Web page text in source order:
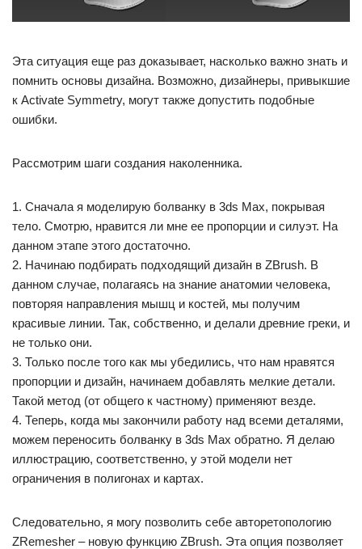
Эта ситуация еще раз доказывает, насколько важно знать и
помнить основы дизайна. Возможно, дизайнеры, привыкшие
к Аctivate Symmetry, могут также допустить подобные
ошибки.
Рассмотрим шаги создания наколенника.
1. Сначала я моделирую болванку в 3ds Max, покрывая
тело. Смотрю, нравится ли мне ее пропорции и силуэт. На
данном этапе этого достаточно.
2. Начинаю подбирать подходящий дизайн в ZBrush. В
данном случае, полагаясь на знание анатомии человека,
повторяя направления мышц и костей, мы получим
красивые линии. Так, собственно, и делали древние греки, и
не только они.
3. Только после того как мы убедились, что нам нравятся
пропорции и дизайн, начинаем добавлять мелкие детали.
Такой метод (от общего к частному) применяют везде.
4. Теперь, когда мы закончили работу над всеми деталями,
можем переносить болванку в 3ds Max обратно. Я делаю
иллюстрацию, соответственно, у этой модели нет
ограничения в полигонах и картах.
Следовательно, я могу позволить себе авторетопологию
ZRemesher – новую функцию ZBrush. Эта опция позволяет